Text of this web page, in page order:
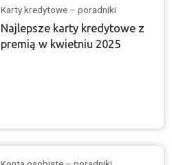
Karty kredytowe – poradniki
Najlepsze karty kredytowe z
premią w kwietniu 2025